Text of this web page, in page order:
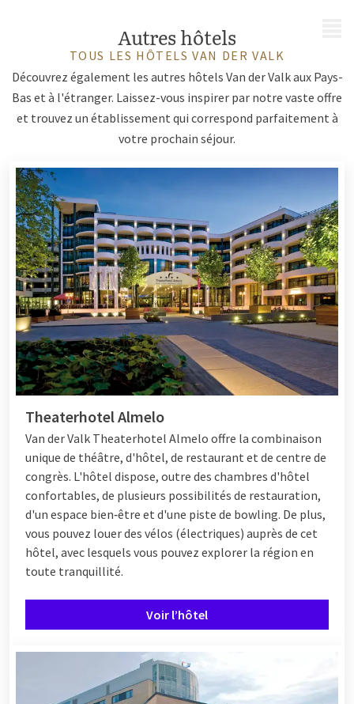
Autres hôtels
TOUS LES HÔTELS VAN DER VALK
Découvrez également les autres hôtels Van der Valk aux Pays-
Bas et à l'étranger. Laissez-vous inspirer par notre vaste offre
et trouvez un établissement qui correspond parfaitement à
votre prochain séjour.
Theaterhotel Almelo
Van der Valk Theaterhotel Almelo offre la combinaison
unique de théâtre, d'hôtel, de restaurant et de centre de
congrès. L'hôtel dispose, outre des chambres d'hôtel
confortables, de plusieurs possibilités de restauration,
d'un espace bien‑être et d'une piste de bowling. De plus,
vous pouvez louer des vélos (électriques) auprès de cet
hôtel, avec lesquels vous pouvez explorer la région en
toute tranquillité.
Voir l’hôtel